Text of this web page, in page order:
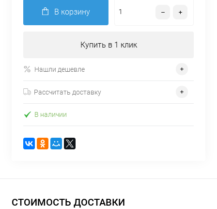
В корзину
Купить в 1 клик
Нашли дешевле
Рассчитать доставку
В наличии
СТОИМОСТЬ ДОСТАВКИ